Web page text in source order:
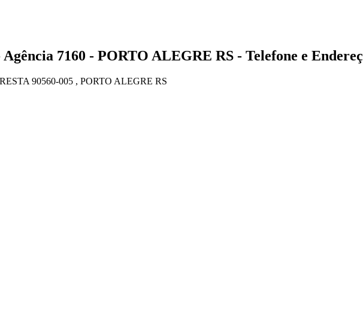
7160 - PORTO ALEGRE RS - Telefone e
90560-005 , PORTO ALEGRE RS